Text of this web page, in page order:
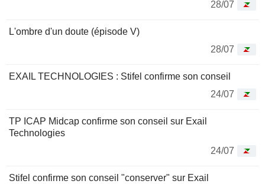
28/07
L'ombre d'un doute (épisode V)
28/07
EXAIL TECHNOLOGIES : Stifel confirme son conseil
24/07
TP ICAP Midcap confirme son conseil sur Exail
Technologies
24/07
Stifel confirme son conseil "conserver" sur Exail